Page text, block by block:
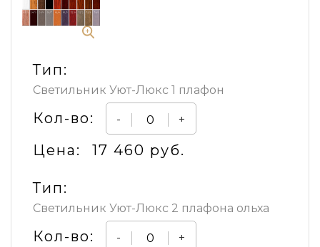
Тип:
Светильник Уют-Люкс 1 плафон
Кол-во: - +
Цена: 17 460 руб.
Тип:
Светильник Уют-Люкс 2 плафона ольха
Кол-во: - +